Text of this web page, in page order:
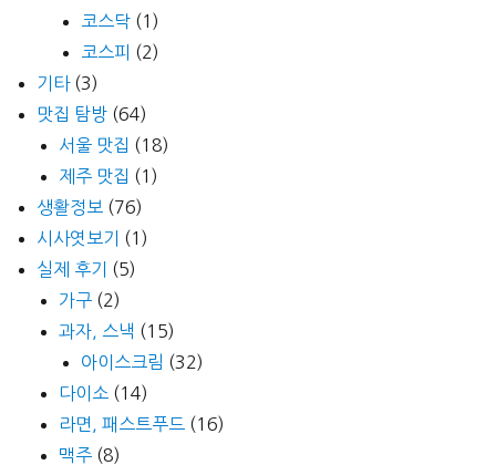
코스닥 (1)
코스피 (2)
기타(3)
맛집 탐방 (64)
서울 맛집 (18)
제주 맛집 (1)
생활정보 (76)
시사엿보기
(1)
실제 후기
(5)
가구 (2)
과자, 스낵 (15)
아이스크림 (32)
다이소 (14)
라면, 패스트푸드 (16)
맥주 (8)